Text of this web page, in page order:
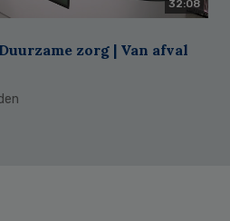
32:08
zorg | Van afval